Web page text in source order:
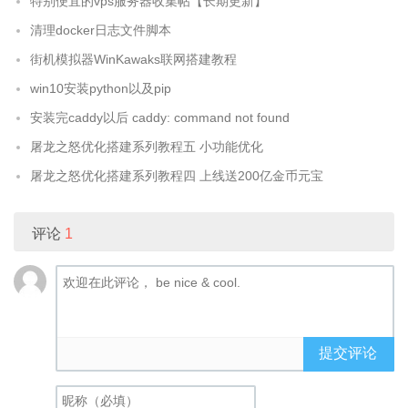
清理docker日志文件脚本
街机模拟器WinKawaks联网搭建教程
win10安装python以及pip
安装完caddy以后 caddy: command not found
屠龙之怒优化搭建系列教程五 小功能优化
屠龙之怒优化搭建系列教程四 上线送200亿金币元宝
评论 1
提交评论